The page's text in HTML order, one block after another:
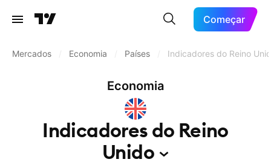
Começar
Mercados Economia Países Indicadores do Reino
Economia
Indicadores do Reino
Unido